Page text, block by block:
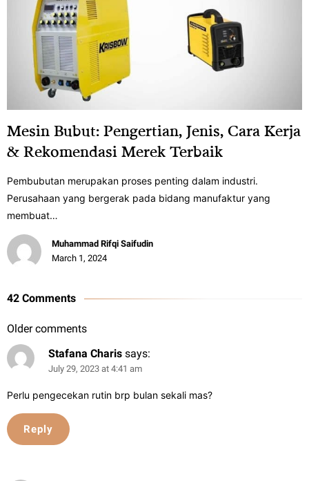
Mesin Bubut: Pengertian, Jenis, Cara Kerja
& Rekomendasi Merek Terbaik
Pembubutan merupakan proses penting dalam industri.
Perusahaan yang bergerak pada bidang manufaktur yang
membuat…
Muhammad Rifqi Saifudin
March 1, 2024
42 Comments
Older comments
Stafana Charis says:
July 29, 2023 at 4:41 am
Perlu pengecekan rutin brp bulan sekali mas?
Reply